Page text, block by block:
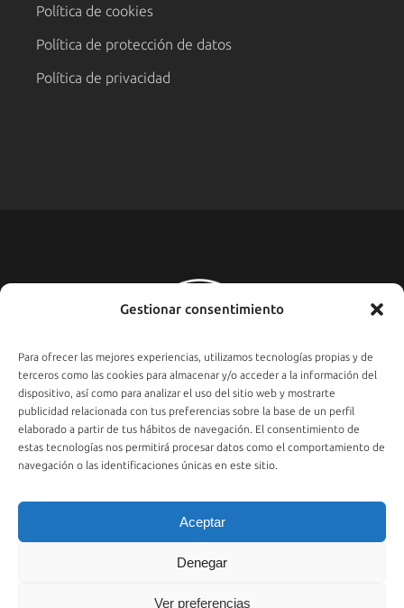
Gestionar consentimiento
Para ofrecer las mejores experiencias, utilizamos tecnologías propias y de
terceros como las cookies para almacenar y/o acceder a la información del
dispositivo, así como para analizar el uso del sitio web y mostrarte
publicidad relacionada con tus preferencias sobre la base de un perfil
elaborado a partir de tus hábitos de navegación. El consentimiento de
estas tecnologías nos permitirá procesar datos como el comportamiento de
navegación o las identificaciones únicas en este sitio.
Aceptar
Denegar
Ver preferencias
Política de cookies
Política de protección de datos
Política de privacidad